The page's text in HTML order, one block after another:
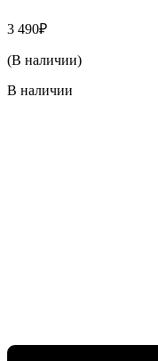
3 490₽
(В наличии)
В наличии